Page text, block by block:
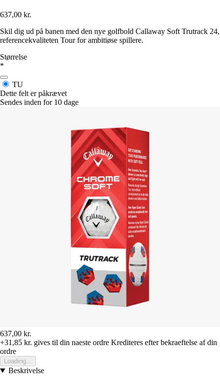
637,00 kr.
Skil dig ud på banen med den nye golfbold Callaway Soft Trutrack 24,
referencekvaliteten Tour for ambitiøse spillere.
Størrelse
*
TU
Dette felt er påkrævet
Sendes inden for 10 dage
637,00 kr.
+31,85 kr. gives til din naeste ordre Krediteres efter bekraeftelse af din
ordre
Loading...
Beskrivelse